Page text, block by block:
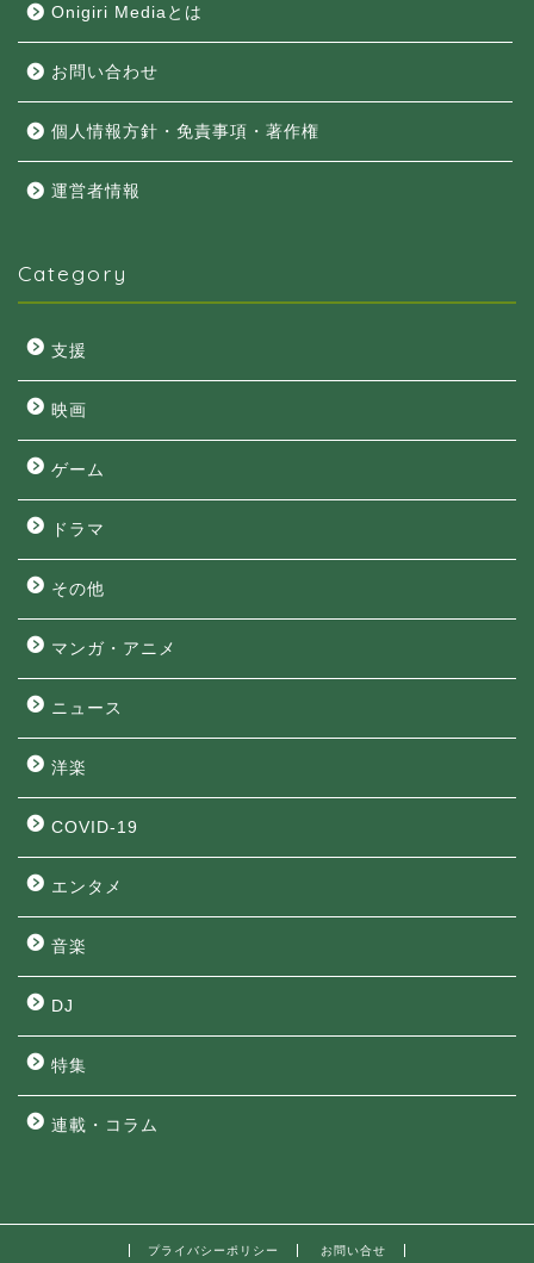
Onigiri Mediaとは
お問い合わせ
個人情報方針・免責事項・著作権
運営者情報
Category
支援
映画
ゲーム
ドラマ
その他
マンガ・アニメ
ニュース
洋楽
COVID-19
エンタメ
音楽
DJ
特集
連載・コラム
プライバシーポリシー お問い合せ